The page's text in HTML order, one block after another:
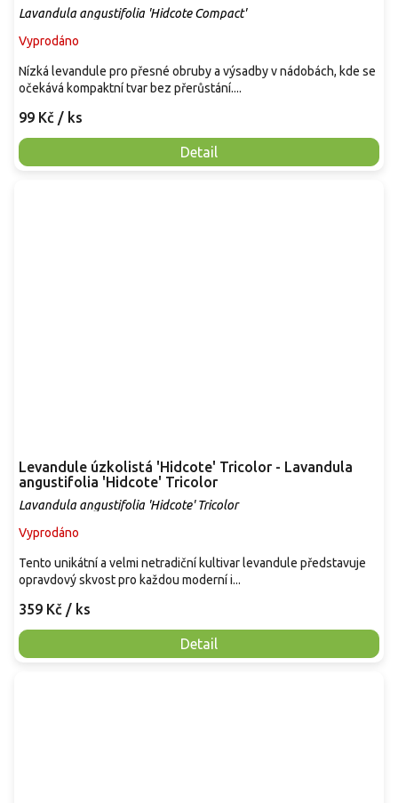
Lavandula angustifolia 'Hidcote Compact'
Vyprodáno
99 Kč / ks
Detail
Nízká levandule pro přesné obruby a výsadby v nádobách, kde se
očekává kompaktní tvar bez přerůstání....
Levandule úzkolistá 'Hidcote' Tricolor - Lavandula
angustifolia 'Hidcote' Tricolor
Lavandula angustifolia 'Hidcote' Tricolor
Vyprodáno
359 Kč / ks
Detail
Tento unikátní a velmi netradiční kultivar levandule představuje
opravdový skvost pro každou moderní i...